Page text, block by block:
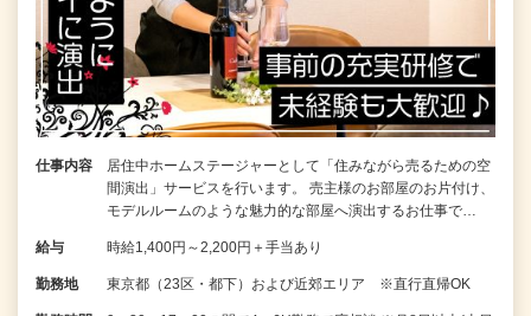
仕事内容
居住中ホームステージャーとして「住みながら売るための空
間演出」サービスを行います。 売主様のお部屋のお片付け、
モデルルームのような魅力的な部屋へ演出するお仕事で…
給与 時給1,400円～2,200円＋手当あり
勤務地 東京都（23区・都下）および近郊エリア ※直行直帰OK